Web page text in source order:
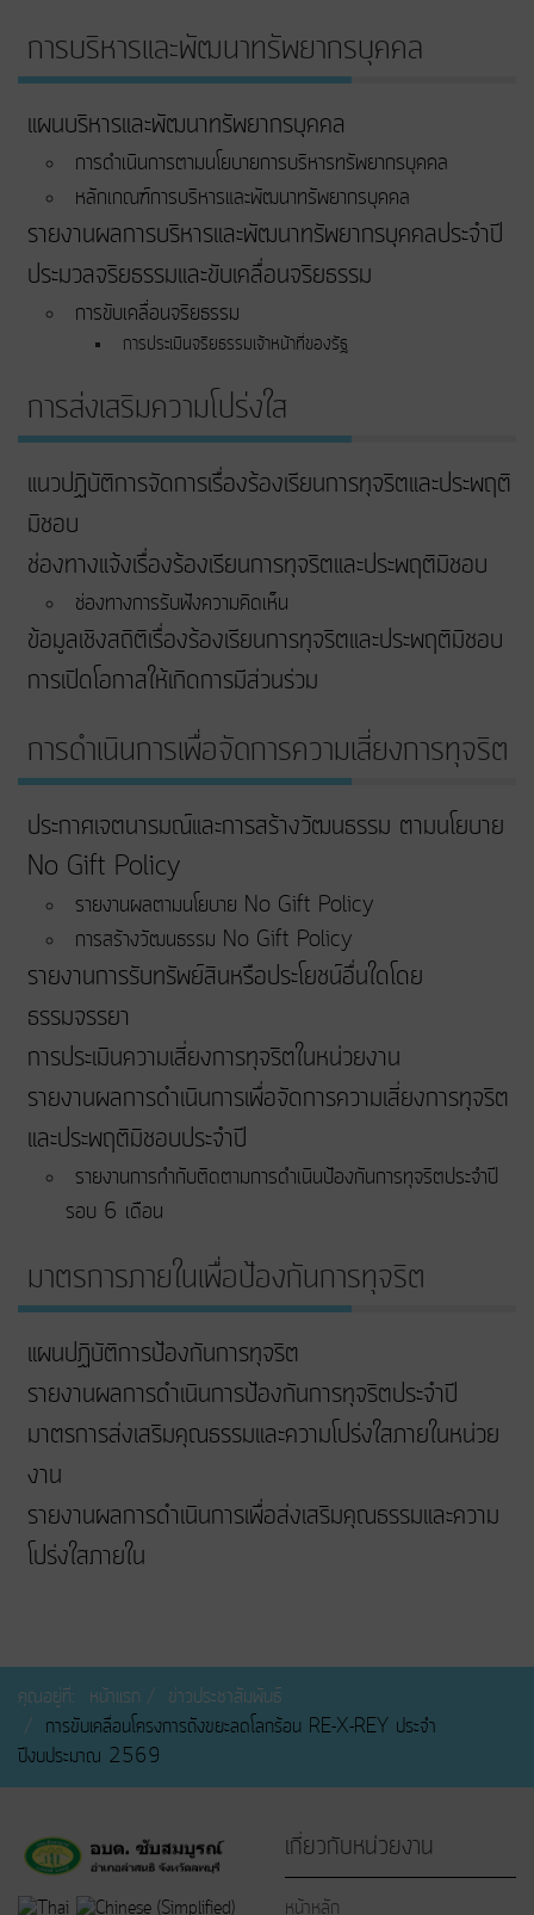
การบริหารและพัฒนาทรัพยากรบุคคล
แผนบริหารและพัฒนาทรัพยากรบุคคล
การดำเนินการตามนโยบายการบริหารทรัพยากรบุคคล
หลักเกณฑ์การบริหารและพัฒนาทรัพยากรบุคคล
รายงานผลการบริหารและพัฒนาทรัพยากรบุคคลประจำปี
ประมวลจริยธรรมและขับเคลื่อนจริยธรรม
การขับเคลื่อนจริยธรรม
การประเมินจริยธรรมเจ้าหน้าที่ของรัฐ
การส่งเสริมความโปร่งใส
แนวปฏิบัติการจัดการเรื่องร้องเรียนการทุจริตและประพฤติ
มิชอบ
ช่องทางแจ้งเรื่องร้องเรียนการทุจริตและประพฤติมิชอบ
ช่องทางการรับฟังความคิดเห็น
ข้อมูลเชิงสถิติเรื่องร้องเรียนการทุจริตและประพฤติมิชอบ
การเปิดโอกาสให้เกิดการมีส่วนร่วม
การดำเนินการเพื่อจัดการความเสี่ยงการทุจริต
ประกาศเจตนารมณ์และการสร้างวัฒนธรรม ตามนโยบาย
No Gift Policy
รายงานผลตามนโยบาย No Gift Policy
การสร้างวัฒนธรรม No Gift Policy
รายงานการรับทรัพย์สินหรือประโยชน์อื่นใดโดย
ธรรมจรรยา
การประเมินความเสี่ยงการทุจริตในหน่วยงาน
รายงานผลการดำเนินการเพื่อจัดการความเสี่ยงการทุจริต
และประพฤติมิชอบประจำปี
รายงานการกำกับติดตามการดำเนินป้องกันการทุจริตประจำปี
รอบ 6 เดือน
มาตรการภายในเพื่อป้องกันการทุจริต
แผนปฏิบัติการป้องกันการทุจริต
รายงานผลการดำเนินการป้องกันการทุจริตประจำปี
มาตรการส่งเสริมคุณธรรมและความโปร่งใสภายในหน่วย
งาน
รายงานผลการดำเนินการเพื่อส่งเสริมคุณธรรมและความ
โปร่งใสภายใน
คุณอยู่ที่: หน้าแรก
ข่าวประชาสัมพันธ์
การขับเคลื่อนโครงการถังขยะลดโลกร้อน RE-X-REY ประจำ
ปีงบประมาณ 2569
เกี่ยวกับหน่วยงาน
หน้าหลัก